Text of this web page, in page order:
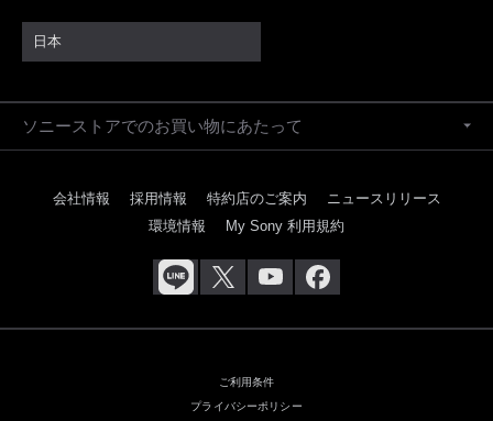
日本
ソニーストアでのお買い物にあたって
会社情報 採用情報 特約店のご案内
ニュースリリース
環境情報
My Sony 利用規約
ご利用条件
プライバシーポリシー